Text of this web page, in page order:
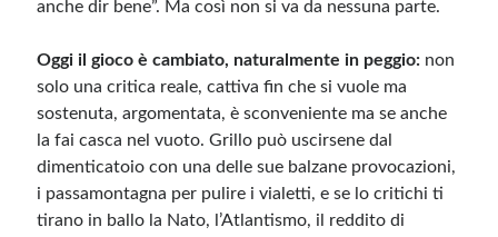
Feed dei commenti
anche dir bene”. Ma così non si va da nessuna parte.
Oggi il gioco è cambiato, naturalmente in peggio: non
solo una critica reale, cattiva fin che si vuole ma
sostenuta, argomentata, è sconveniente ma se anche
la fai casca nel vuoto. Grillo può uscirsene dal
dimenticatoio con una delle sue balzane provocazioni,
i passamontagna per pulire i vialetti, e se lo critichi ti
tirano in ballo la Nato, l’Atlantismo, il reddito di